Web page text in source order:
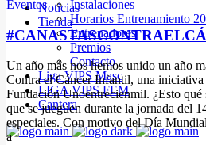
Instalaciones
Horarios Entrenamiento
Entrenadores
Premios
Contacto
Liga VIPS Masc
LIGA VIPS FEM
Cantera
Noticias
Tienda
Eventos
Un año más nos hemos unido un año
Contra el Cáncer Infantil, una
Fundación Unoentrecienmil. ¿Esto
que se jueguen durante la jornada del
especiales. Con motivo del Día
a